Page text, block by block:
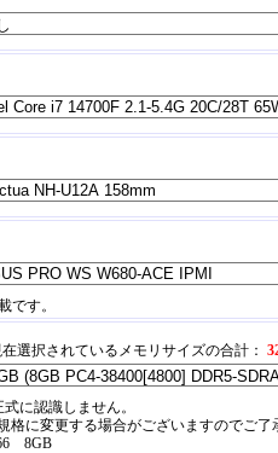
です。
在選択されているメモリサイズの合計：
に認識しません。
に変更する場合がございますのでご了
8GB